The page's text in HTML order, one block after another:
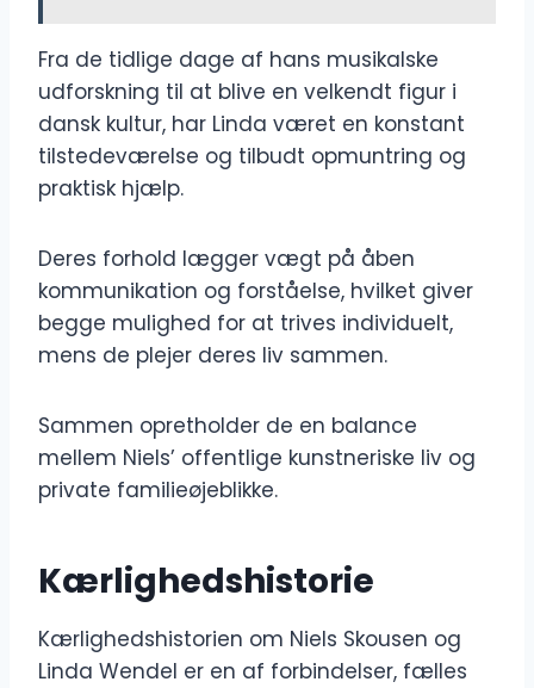
Fra de tidlige dage af hans musikalske
udforskning til at blive en velkendt figur i
dansk kultur, har Linda været en konstant
tilstedeværelse og tilbudt opmuntring og
praktisk hjælp.
Deres forhold lægger vægt på åben
kommunikation og forståelse, hvilket giver
begge mulighed for at trives individuelt,
mens de plejer deres liv sammen.
Sammen opretholder de en balance
mellem Niels’ offentlige kunstneriske liv og
private familieøjeblikke.
Kærlighedshistorie
Kærlighedshistorien om Niels Skousen og
Linda Wendel er en af ​​forbindelser, fælles